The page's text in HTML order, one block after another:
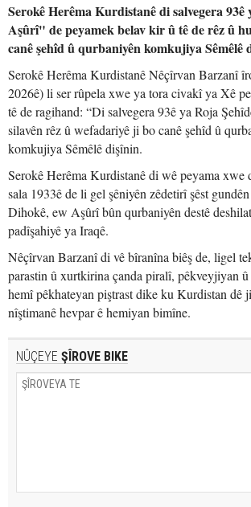
Serokê Herêma Kurdistanê di salvegera
Aşûrî" de peyamek belav kir û tê de rêz û
canê şehîd û qurbaniyên komkujiya Sêmêlê
Serokê Herêma Kurdistanê Nêçîrvan Barzanî
2026ê) li ser rûpela xwe ya tora civakî ya Xê
tê de ragihand: “Di salvegera 93ê ya Roja
silavên rêz û wefadariyê ji bo canê şehîd û
komkujiya Sêmêlê dişînin.
Serokê Herêma Kurdistanê di wê peyama xwe
sala 1933ê de li gel şêniyên zêdetirî şêst
Dihokê, ew Aşûrî bûn qurbaniyên destê
padîşahiyê ya Iraqê.
Nêçîrvan Barzanî di vê bîranîna biêş de, ligel
parastin û xurtkirina çanda piralî, pêkveyjiyan
hemî pêkhateyan piştrast dike ku Kurdistan dê
nîştimanê hevpar ê hemiyan bimîne.
NÛÇEYE ŞÎROVE BIKE